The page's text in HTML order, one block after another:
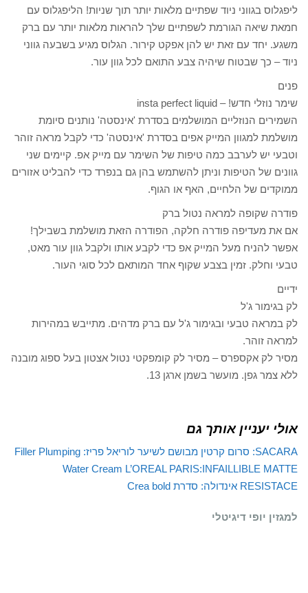
ליפגלוס בגווני ניוד שפתיים מלאות יותר תוך שניות! הליפגלוס עם
חמאת שיאה הגורמת לשפתיים שלך להראות מלאות יותר עם ברק
משגע. יחד עם זאת יש להן אפקט קירור. הגלוס מגיע בשבעה גווני
ניוד – כך שבטוח שיהיה צבע התואם לכל גוון עור.
פנים
שימר נוזלי חדש! – insta perfect liquid
השמירים הנוזליים המושלמים בסדרת 'אינסטה' נותנים סיומת
מושלמת למגוון המייק אפים בסדרת 'אינסטה' כדי לקבל מראה זוהר
וטבעי יש לערבב כמה טיפות של השימר עם מייק אפ. קיימים שני
גוונים של הטיפות וניתן להשתמש בהן גם בנפרד כדי להבליט אזורים
ממוקדים של הלחיים, האף או הגוף.
פודרה שקופה למראה נטול ברק
אם את מעדיפה פודרה חלקה, הפודרה הזאת מושלמת בשבילך!
אפשר להניח מעל המייק אפ כדי לקבע אותו ולקבל גוון עור מאט,
טבעי וחלק. זמין בצבע שקוף אחד המותאם לכל סוגי העור.
ידיים
לק בגימור ג'ל
לק במראה טבעי ובגימור ג'ל עם ברק מדהים. מתייבש במהירות
למראה זוהר.
מסיר לק אקספרס – מסיר לק קומפקטי נטול אצטון בעל ספוג מובנה
ללא צמר גפן. מועשר בשמן ארגן 13.
אולי יעניין אותך גם
SACARA: סרום קרטין מבושם לשיער
לוריאל פריז: Filler Plumping
Water Cream L’OREAL PARIS:INFAILLIBLE MATTE
RESISTACE אינדולה: סדרת Crea bold
למגזין יופי דיגיטלי